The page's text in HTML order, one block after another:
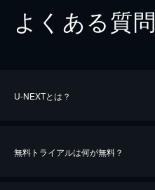
よくある質問
U-NEXTとは？
無料トライアルは何が無料？